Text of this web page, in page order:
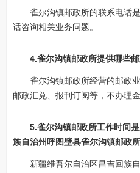
雀尔沟镇邮政所的联系电话
话咨询相关业务问题。
4.雀尔沟镇邮政所提供哪些
雀尔沟镇邮政所经营的邮政
邮政汇兑、报刊订阅等，不办理金
5.雀尔沟镇邮政所工作时间
族自治州呼图壁县雀尔沟镇邮政
新疆维吾尔自治区昌吉回族